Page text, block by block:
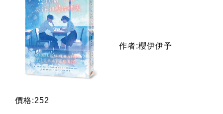
作者:櫻伊伊予
價格:252